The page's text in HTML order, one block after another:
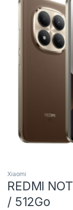
Xiaomi
REDMI
/ 512Go